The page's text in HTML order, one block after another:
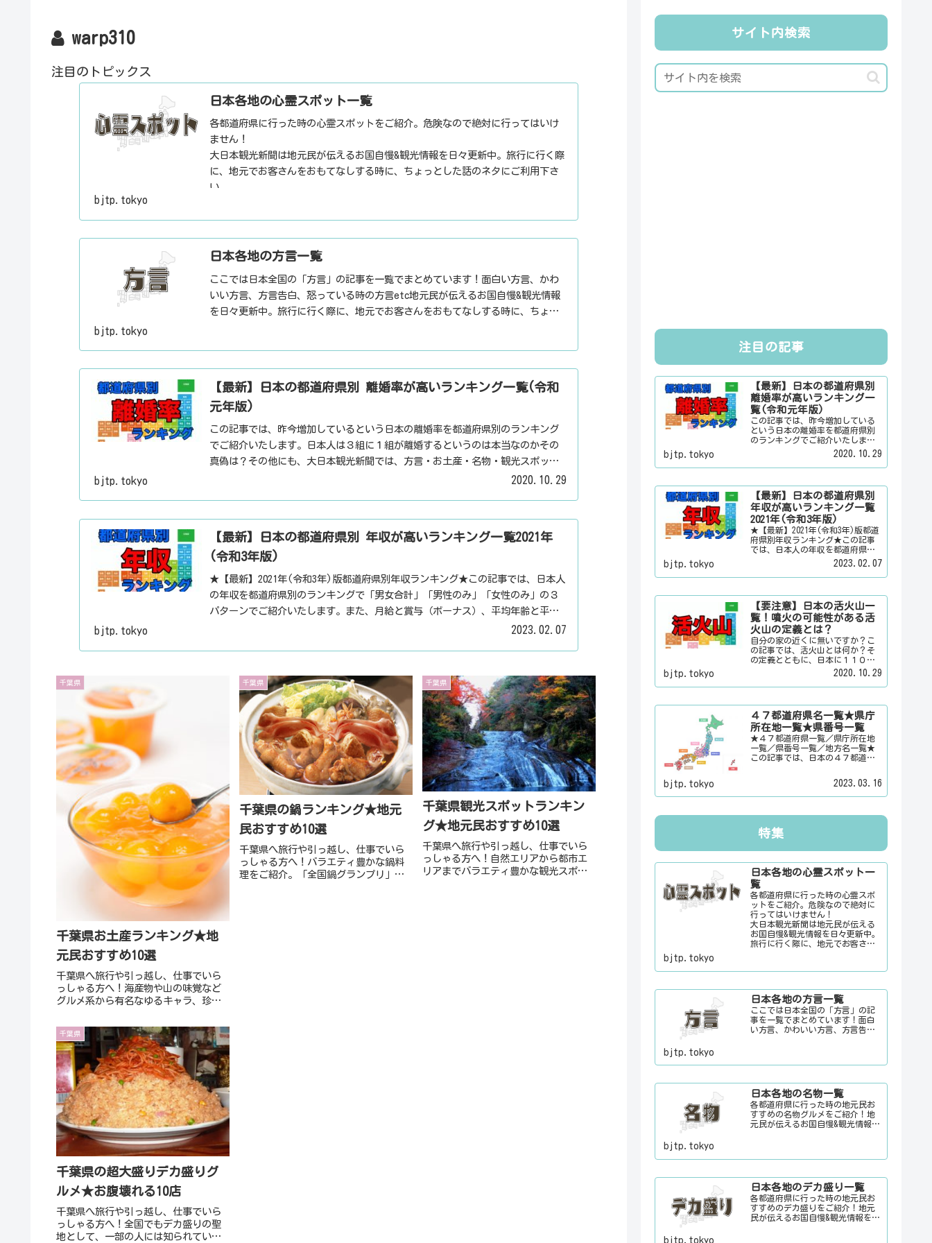
warp310
注目のトピックス
日本各地の心霊スポット一覧
各都道府県に行った時の心霊スポットをご紹介。危険なので絶対に行ってはいけ
ません！
大日本観光新聞は地元民が伝えるお国自慢&観光情報を日々更新中。旅行に行く際
に、地元でお客さんをおもてなしする時に、ちょっとした話のネタにご利用下さ
い。
bjtp.tokyo
日本各地の方言一覧
ここでは日本全国の「方言」の記事を一覧でまとめています！面白い方言、かわ
いい方言、方言告白、怒っている時の方言etc地元民が伝えるお国自慢&観光情報
を日々更新中。旅行に行く際に、地元でお客さんをおもてなしする時に、ちょっ
bjtp.tokyo
【最新】日本の都道府県別 離婚率が高いランキング一覧(令和
元年版)
この記事では、昨今増加しているという日本の離婚率を都道府県別のランキング
でご紹介いたします。日本人は３組に１組が離婚するというのは本当なのかその
真偽は？その他にも、大日本観光新聞では、方言・お土産・名物・観光スポッ
ト・デートスポット・パワースポット・心霊スポットなどの各都道府県の観光情
bjtp.tokyo 2020.10.29
【最新】日本の都道府県別 年収が高いランキング一覧2021年
(令和3年版)
★【最新】2021年(令和3年)版都道府県別年収ランキング★この記事では、日本人
の年収を都道府県別のランキングで「男女合計」「男性のみ」「女性のみ」の３
パターンでご紹介いたします。また、月給と賞与（ボーナス）、平均年齢と平均
bjtp.tokyo 2023.02.07
千葉県
千葉県お土産ランキング★地
元民おすすめ10選
千葉県へ旅行や引っ越し、仕事でいら
っしゃる方へ！海産物や山の味覚など
グルメ系から有名なゆるキャラ、珍し
お土産ランキング★地元民おすすめ10
選」をご紹介いたします！
千葉県
千葉県の鍋ランキング★地元
民おすすめ10選
千葉県へ旅行や引っ越し、仕事でいら
っしゃる方へ！バラエティ豊かな鍋料
理をご紹介。「全国鍋グランプリ」受
千葉県
千葉県観光スポットランキン
グ★地元民おすすめ10選
千葉県へ旅行や引っ越し、仕事でいら
っしゃる方へ！自然エリアから都市エ
リアまでバラエティ豊かな観光スポッ
千葉県
千葉県の超大盛りデカ盛りグ
ルメ★お腹壊れる10店
千葉県へ旅行や引っ越し、仕事でいら
っしゃる方へ！全国でもデカ盛りの聖
地として、一部の人には知られている
サイト内検索
注目の記事
【最新】日本の都道府県別
離婚率が高いランキング一
覧(令和元年版)
この記事では、昨今増加している
という日本の離婚率を都道府県別
のランキングでご紹介いたしま
す。日本人は３組に１組が離婚す
るというのは本当なのかその真偽
は？その他にも、大日本観光新聞
スポット・デートスポット・パワ
ースポット・心霊スポットなどの
各都道府県の観光情報・ローカル
情報を配信しています。
bjtp.tokyo 2020.10.29
【最新】日本の都道府県別
年収が高いランキング一覧
2021年(令和3年版)
★【最新】2021年(令和3年)版都道
府県別年収ランキング★この記事
では、日本人の年収を都道府県別
のランキングで「男女合計」「男
性のみ」「女性のみ」の３パター
ンでご紹介いたします。また、月
と平均の勤続年数についても表示
しています。
bjtp.tokyo 2023.02.07
【要注意】日本の活火山一
覧！噴火の可能性がある活
火山の定義とは？
自分の家の近くに無いですか？こ
の記事では、活火山とは何か？そ
の定義とともに、日本に１１０有
るという活火山を一覧でご紹介い
たします。その他にも、大日本観
光新聞では、方言・お土産・名
ト・パワースポット・心霊スポッ
トなどの各都道府県の観光情報・
ローカル情報を配信しています。
bjtp.tokyo 2020.10.29
４７都道府県名一覧★県庁
所在地一覧★県番号一覧
★４７都道府県一覧／県庁所在地
一覧／県番号一覧／地方名一覧★
この記事では、日本の４７都道府
す。それぞれの都道府県名、県庁
所在地、地方名のリンク先にはそ
います。
bjtp.tokyo 2023.03.16
特集
日本各地の心霊スポット一
覧
各都道府県に行った時の心霊スポ
ットをご紹介。危険なので絶対に
行ってはいけません！
大日本観光新聞は地元民が伝える
お国自慢&観光情報を日々更新中。
旅行に行く際に、地元でお客さん
bjtp.tokyo
日本各地の方言一覧
ここでは日本全国の「方言」の記
事を一覧でまとめています！面白
い方言、かわいい方言、方言告
お客さんをおもてなしする時に、
さい。
bjtp.tokyo
日本各地の名物一覧
各都道府県に行った時の地元民お
すすめの名物グルメをご紹介！地
元民が伝えるお国自慢&観光情報を
用下さい。
bjtp.tokyo
日本各地のデカ盛り一覧
各都道府県に行った時の地元民お
すすめのデカ盛りをご紹介！地元
民が伝えるお国自慢&観光情報を
bjtp.tokyo